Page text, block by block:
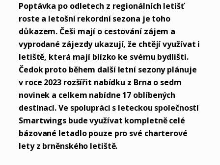
Poptávka po odletech z regionálních letišť
roste a letošní rekordní sezona je toho
důkazem. Češi mají o cestování zájem a
vyprodané zájezdy ukazují, že chtějí využívat i
letiště, která mají blízko ke svému bydlišti.
Čedok proto během další letní sezony plánuje
v roce 2023 rozšířit nabídku z Brna o sedm
novinek a celkem nabídne 17 oblíbených
destinací. Ve spolupráci s leteckou společností
Smartwings bude využívat kompletně celé
bázované letadlo pouze pro své charterové
lety z brněnského letiště.